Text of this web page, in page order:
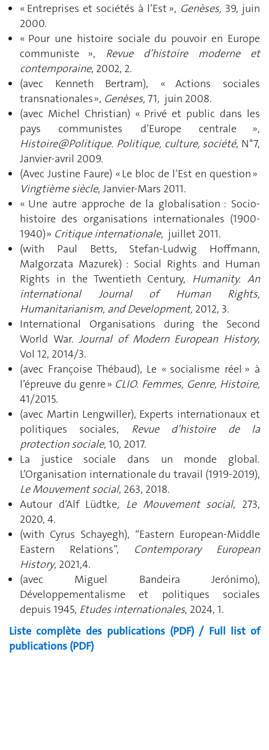
« Entreprises et sociétés à l’Est », Genèses, 39, juin
2000.
« Pour une histoire sociale du pouvoir en Europe
communiste », Revue d’histoire moderne et
contemporaine, 2002, 2.
(avec Kenneth Bertram), « Actions sociales
transnationales », Genèses, 71, juin 2008.
(avec Michel Christian) « Privé et public dans les
pays communistes d’Europe centrale »,
Histoire@Politique. Politique, culture, société, N°7,
Janvier-avril 2009.
(Avec Justine Faure) « Le bloc de l’Est en question »
Vingtième siècle, Janvier-Mars 2011.
« Une autre approche de la globalisation : Socio-
histoire des organisations internationales (1900-
1940) » Critique internationale, juillet 2011.
(with Paul Betts, Stefan-Ludwig Hoffmann,
Malgorzata Mazurek) : Social Rights and Human
Rights in the Twentieth Century, Humanity. An
international Journal of Human Rights,
Humanitarianism, and Development, 2012, 3.
International Organisations during the Second
World War. Journal of Modern European History,
Vol 12, 2014/3.
(avec Françoise Thébaud), Le « socialisme réel » à
l’épreuve du genre » CLIO. Femmes, Genre, Histoire,
41/2015.
(avec Martin Lengwiller), Experts internationaux et
politiques sociales, Revue d’histoire de la
protection sociale, 10, 2017.
La justice sociale dans un monde global.
L’Organisation internationale du travail (1919-2019),
Le Mouvement social, 263, 2018.
Autour d’Alf Lüdtke, Le Mouvement social, 273,
2020, 4.
(with Cyrus Schayegh), “Eastern European-Middle
Eastern Relations”, Contemporary European
History, 2021,4.
(avec Miguel Bandeira Jerónimo),
Développementalisme et politiques sociales
depuis 1945, Etudes internationales, 2024, 1.
Liste complète des publications (PDF) / Full list of
publications (PDF)